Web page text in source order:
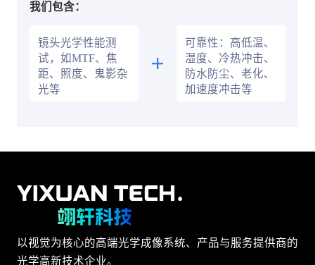
我们包含：
镜头光学性能测
试，如MTF、焦
距、照度、鬼影杂
光等
可靠性：高低温、
湿度、冷热冲击、
防水防尘、老化、
加速度冲击等
以视觉为核心的高端光学成像系统、产品与服务提供商的
光学高新技术企业。